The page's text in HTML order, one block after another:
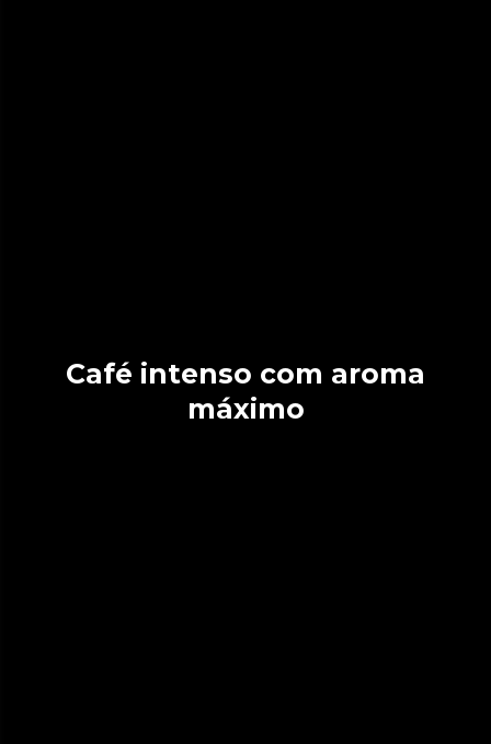
Café intenso com aroma
máximo